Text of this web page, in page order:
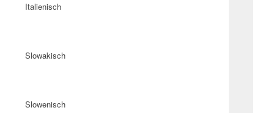
Italienisch
Slowakisch
Slowenisch